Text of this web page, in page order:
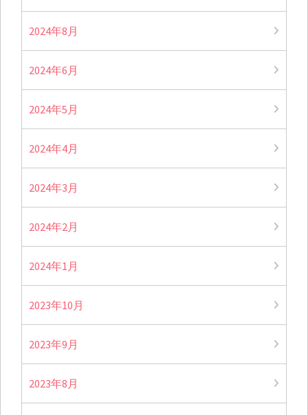
2024年8月
2024年6月
2024年5月
2024年4月
2024年3月
2024年2月
2024年1月
2023年10月
2023年9月
2023年8月